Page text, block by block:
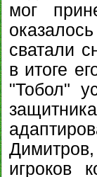
мог
сватали
в итоге
"Тобол"
игроков